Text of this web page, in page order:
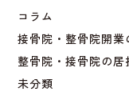
コラム
接骨院・整骨院開業
整骨院・接骨院の居
未分類